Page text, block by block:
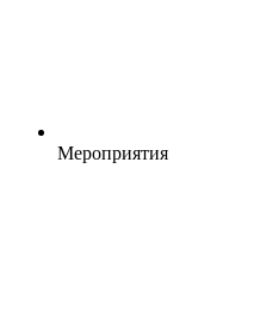
Мероприятия